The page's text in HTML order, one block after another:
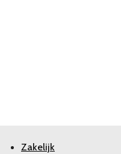
Zakelijk